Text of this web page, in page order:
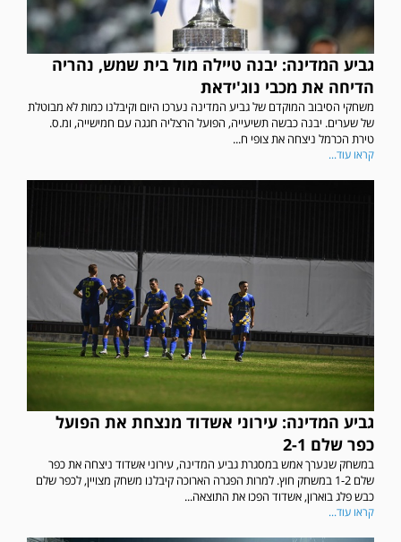
גביע המדינה: יבנה טיילה מול בית שמש, נהריה
הדיחה את מכבי נוג'ידאת
משחקי הסיבוב המוקדם של גביע המדינה נערכו היום וקיבלנו כמות לא מבוטלת
של שערים. יבנה כבשה תשיעייה, הפועל הרצליה חגגה עם חמישייה, ומ.ס.
טירת הכרמל ניצחה את צופי ח...
קראו עוד...
גביע המדינה: עירוני אשדוד מנצחת את הפועל
כפר שלם 2-1
במשחק שנערך אמש במסגרת גביע המדינה, עירוני אשדוד ניצחה את כפר
שלם 1-2 במשחק חוץ. למרות הפגרה הארוכה קיבלנו משחק מצויין, לכפר שלם
כבש פלג בוארון, אשדוד הפכו את התוצאה...
קראו עוד...